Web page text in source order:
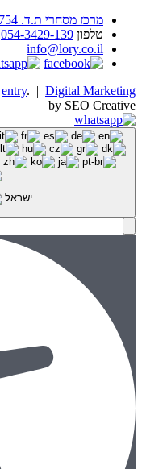
מרכז מסחרי ת.ד. 754, אלקנה (משרדים בלבד)
טלפון 054-3429-139
info@lory.co.il
entry. | Digital Marketing
by SEO Creative
ישראל